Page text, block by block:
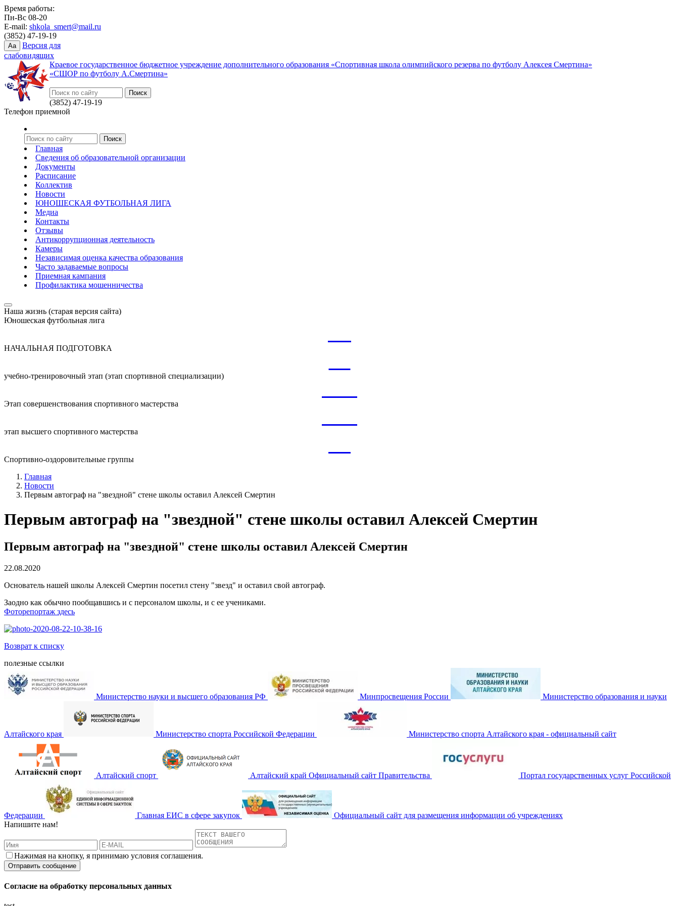
Время работы:
Пн-Вс 08-20
E-mail: shkola_smert@mail.ru
(3852) 47-19-19
Aa
Версия для
слабовидящих
Краевое государственное бюджетное учреждение дополнительного образования «Спортивная школа олимпийского резерва по футболу Алексея Смертина»
«СШОР по футболу А.Смертина»
(3852) 47-19-19
Телефон приемной
Главная
Сведения об образовательной организации
Документы
Расписание
Коллектив
Новости
ЮНОШЕСКАЯ ФУТБОЛЬНАЯ ЛИГА
Медиа
Контакты
Отзывы
Антикоррупционная деятельность
Камеры
Независимая оценка качества образования
Часто задаваемые вопросы
Приемная кампания
Профилактика мошенничества
Наша жизнь (старая версия сайта)
Юношеская футбольная лига
НАЧАЛЬНАЯ ПОДГОТОВКА
учебно-тренировочный этап (этап спортивной специализации)
Этап совершенствования спортивного мастерства
этап высшего спортивного мастерства
Спортивно-оздоровительные группы
Главная
Новости
Первым автограф на "звездной" стене школы оставил Алексей Смертин
Первым автограф на "звездной" стене школы оставил Алексей Смертин
Первым автограф на "звездной" стене школы оставил Алексей Смертин
22.08.2020
Основатель нашей школы Алексей Смертин посетил стену "звезд" и оставил свой автограф.
Заодно как обычно пообщавшись и с персоналом школы, и с ее учениками.
Фоторепортаж здесь
Возврат к списку
полезные ссылки
Министерство науки и высшего образования РФ Минпросвещения России Министерство образования и науки
Алтайского края Министерство спорта Российской Федерации Министерство спорта Алтайского края - официальный сайт
Алтайский спорт Алтайский край Официальный сайт Правительства Портал государственных услуг Российской
Федерации Главная ЕИС в сфере закупок
Официальный сайт для размещения информации об учреждениях
Напишите нам!
Нажимая на кнопку, я принимаю условия соглашения.
Согласие на обработку персональных данных